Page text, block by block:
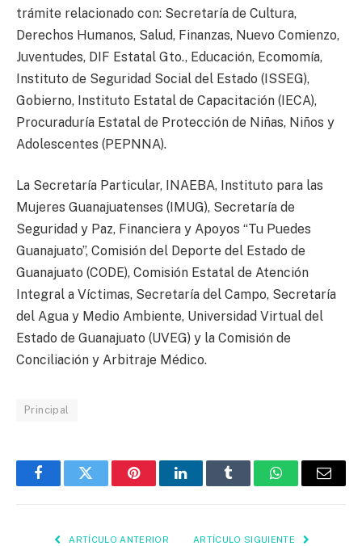
trámite relacionado con: Secretaría de Cultura,
Derechos Humanos, Salud, Finanzas, Nuevo Comienzo,
Juventudes, DIF Estatal Gto., Educación, Ecomomía,
Instituto de Seguridad Social del Estado (ISSEG),
Gobierno, Instituto Estatal de Capacitación (IECA),
Procuraduría Estatal de Protección de Niñas, Niños y
Adolescentes (PEPNNA).
La Secretaría Particular, INAEBA, Instituto para las
Mujeres Guanajuatenses (IMUG), Secretaría de
Seguridad y Paz, Financiera y Apoyos “Tu Puedes
Guanajuato”, Comisión del Deporte del Estado de
Guanajuato (CODE), Comisión Estatal de Atención
Integral a Víctimas, Secretaría del Campo, Secretaría
del Agua y Medio Ambiente, Universidad Virtual del
Estado de Guanajuato (UVEG) y la Comisión de
Conciliación y Arbitraje Médico.
Principal
FacebookTwitter PinterestLinkedInTumblr WhatsAppEmail
ARTÍCULO ANTERIOR ARTÍCULO SIGUIENTE